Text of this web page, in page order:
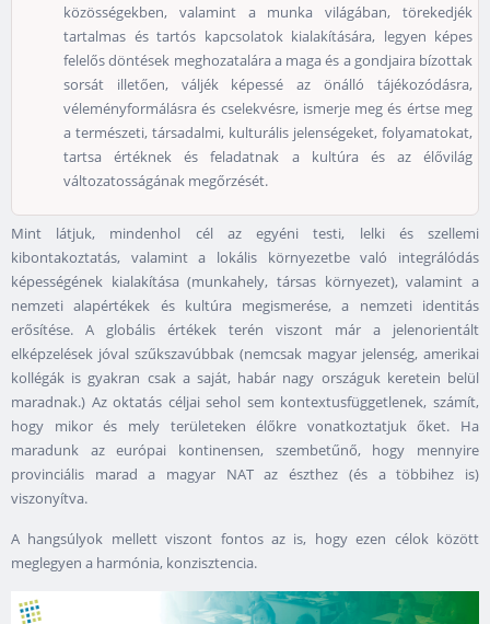
közösségekben, valamint a munka világában, törekedjék
tartalmas és tartós kapcsolatok kialakítására, legyen képes
felelős döntések meghozatalára a maga és a gondjaira bízottak
sorsát illetően, váljék képessé az önálló tájékozódásra,
véleményformálásra és cselekvésre, ismerje meg és értse meg
a természeti, társadalmi, kulturális jelenségeket, folyamatokat,
tartsa értéknek és feladatnak a kultúra és az élővilág
változatosságának megőrzését.
Mint látjuk, mindenhol cél az egyéni testi, lelki és szellemi
kibontakoztatás, valamint a lokális környezetbe való integrálódás
képességének kialakítása (munkahely, társas környezet), valamint a
nemzeti alapértékek és kultúra megismerése, a nemzeti identitás
erősítése. A globális értékek terén viszont már a jelenorientált
elképzelések jóval szűkszavúbbak (nemcsak magyar jelenség, amerikai
kollégák is gyakran csak a saját, habár nagy országuk keretein belül
maradnak.) Az oktatás céljai sehol sem kontextusfüggetlenek, számít,
hogy mikor és mely területeken élőkre vonatkoztatjuk őket. Ha
maradunk az európai kontinensen, szembetűnő, hogy mennyire
provinciális marad a magyar NAT az észthez (és a többihez is)
viszonyítva.
A hangsúlyok mellett viszont fontos az is, hogy ezen célok között
meglegyen a harmónia, konzisztencia.